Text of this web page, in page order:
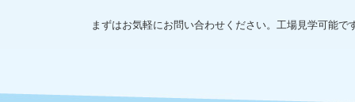
まずはお気軽にお問い合わせください。工場見学可能で